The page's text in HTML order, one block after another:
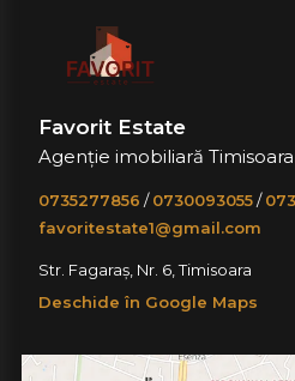
Favorit Estate
Agenție imobiliară Timisoara
0735277856 /0730093055/
favoritestate1@gmail.com
Str. Fagaraș, Nr. 6, Timisoara
Deschide în Google Maps